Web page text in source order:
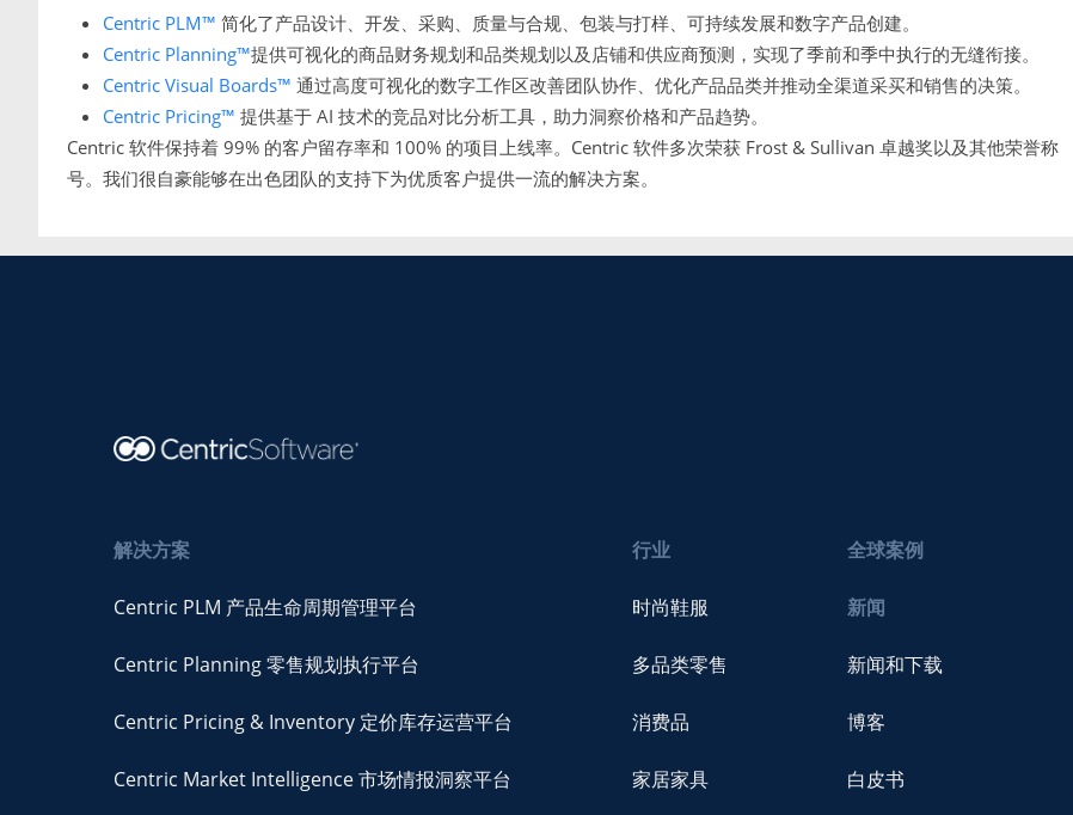
Centric PLM™ 简化了产品设计、开发、采购、质量与合规、包装与打样、可持续发展和数字产品创建。
Centric Planning™提供可视化的商品财务规划和品类规划以及店铺和供应商预测，实现了季前和季中执行的无缝衔接。
Centric Visual Boards™ 通过高度可视化的数字工作区改善团队协作、优化产品品类并推动全渠道采买和销售的决策。
Centric Pricing™ 提供基于 AI 技术的竞品对比分析工具，助力洞察价格和产品趋势。
Centric 软件保持着 99% 的客户留存率和 100% 的项目上线率。Centric 软件多次荣获 Frost & Sullivan 卓越奖以及其他荣誉称
号。我们很自豪能够在出色团队的支持下为优质客户提供一流的解决方案。
解决方案
Centric PLM 产品生命周期管理平台
Centric Planning 零售规划执行平台
Centric Pricing & Inventory 定价库存运营平台
Centric Market Intelligence 市场情报洞察平台
行业
时尚鞋服
多品类零售
消费品
家居家具
全球案例
新闻
新闻和下载
博客
白皮书